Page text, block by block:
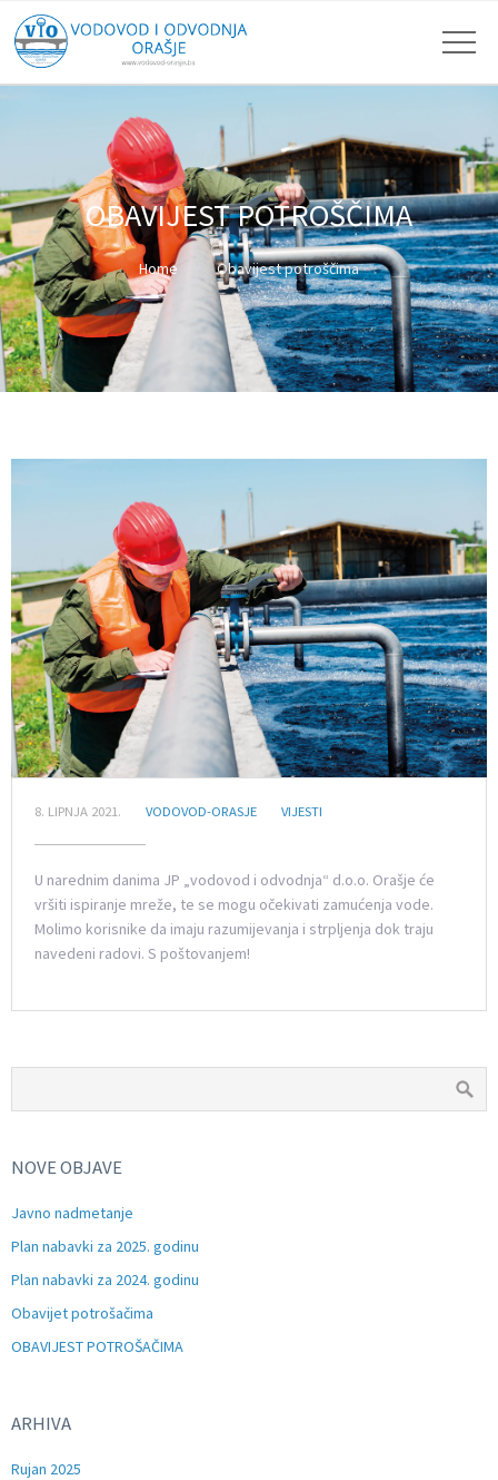
OBAVIJEST POTROŠČIMA
Home Obavijest potroščima
8. LIPNJA 2021. VODOVOD-ORASJE VIJESTI
U narednim danima JP „vodovod i odvodnja“ d.o.o. Orašje će
vršiti ispiranje mreže, te se mogu očekivati zamućenja vode.
Molimo korisnike da imaju razumijevanja i strpljenja dok traju
navedeni radovi. S poštovanjem!
NOVE OBJAVE
Javno nadmetanje
Plan nabavki za 2025. godinu
Plan nabavki za 2024. godinu
Obavijet potrošačima
OBAVIJEST POTROŠAČIMA
ARHIVA
Rujan 2025